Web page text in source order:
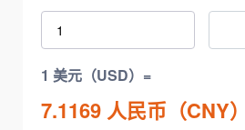
1 美元（USD）=
7.1169 人民币（CNY）